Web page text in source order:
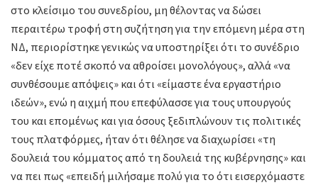
στο κλείσιμο του συνεδρίου, μη θέλοντας να δώσει
περαιτέρω τροφή στη συζήτηση για την επόμενη μέρα στη
ΝΔ, περιορίστηκε γενικώς να υποστηρίξει ότι το συνέδριο
«δεν είχε ποτέ σκοπό να αθροίσει μονολόγους», αλλά «να
συνθέσουμε απόψεις» και ότι «είμαστε ένα εργαστήριο
ιδεών», ενώ η αιχμή που επεφύλασσε για τους υπουργούς
του και επομένως και για όσους ξεδιπλώνουν τις πολιτικές
τους πλατφόρμες, ήταν ότι θέλησε να διαχωρίσει «τη
δουλειά του κόμματος από τη δουλειά της κυβέρνησης» και
να πει πως «επειδή μιλήσαμε πολύ για το ότι εισερχόμαστε